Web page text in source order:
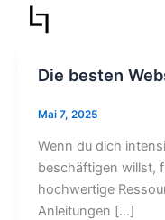
Inhalt
Die besten
Mai 7, 2025
Wenn du dich
beschäftigen willst,
hochwertige
Anleitungen […]